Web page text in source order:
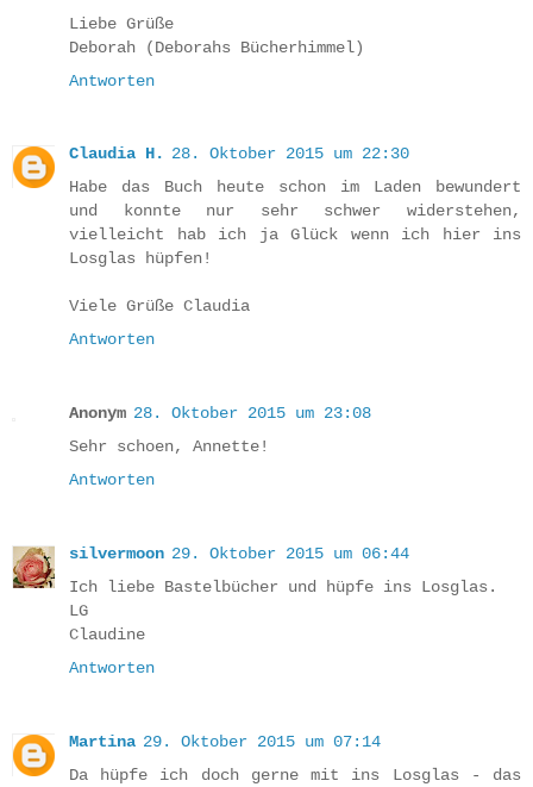
Liebe Grüße
Deborah (Deborahs Bücherhimmel)
Antworten
Claudia H. 28. Oktober 2015 um 22:30
Habe das Buch heute schon im Laden bewundert
und konnte nur sehr schwer widerstehen,
vielleicht hab ich ja Glück wenn ich hier ins
Losglas hüpfen!
Viele Grüße Claudia
Antworten
Anonym 28. Oktober 2015 um 23:08
Sehr schoen, Annette!
Antworten
silvermoon 29. Oktober 2015 um 06:44
Ich liebe Bastelbücher und hüpfe ins Losglas.
LG
Claudine
Antworten
Martina 29. Oktober 2015 um 07:14
Da hüpfe ich doch gerne mit ins Losglas - das